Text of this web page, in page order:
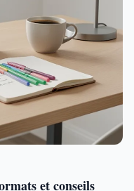
et conseils